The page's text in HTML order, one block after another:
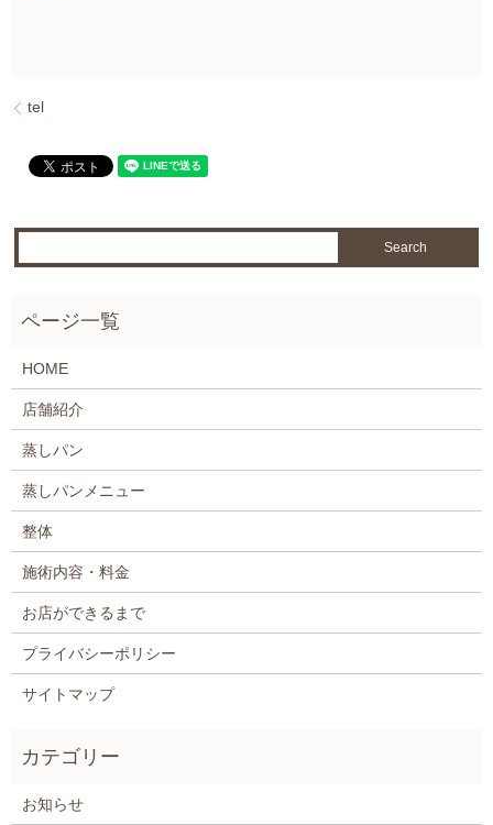
tel
HOME
店舗紹介
蒸しパン
蒸しパンメニュー
整体
施術内容・料金
お店ができるまで
プライバシーポリシー
サイトマップ
お知らせ